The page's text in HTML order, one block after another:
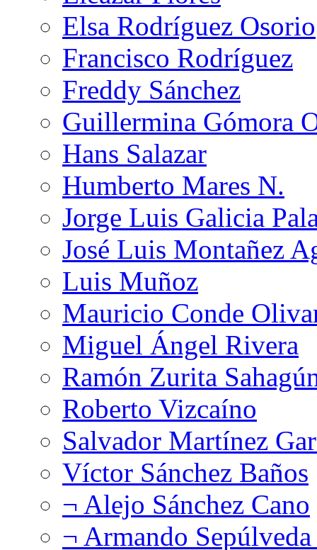
Elsa Rodríguez Osorio
Francisco Rodríguez
Freddy Sánchez
Guillermina Gómora
Hans Salazar
Humberto Mares N.
Jorge Luis Galicia
José Luis Montañez
Luis Muñoz
Mauricio Conde
Miguel Ángel Rivera
Ramón Zurita
Roberto Vizcaíno
Salvador Martínez
Víctor Sánchez Baños
¬ Alejo Sánchez Cano
¬ Armando